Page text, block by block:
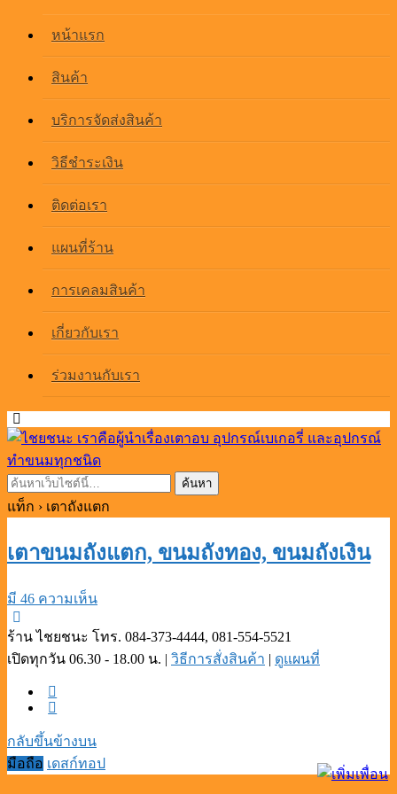
หน้าแรก
สินค้า
บริการจัดส่งสินค้า
วิธีชำระเงิน
ติดต่อเรา
แผนที่ร้าน
การเคลมสินค้า
เกี่ยวกับเรา
ร่วมงานกับเรา
แท็ก › เตาถังแตก
เตาขนมถังแตก, ขนมถังทอง, ขนมถังเงิน
มี 46 ความเห็น
ร้าน ไชยชนะ โทร. 084-373-4444, 081-554-5521
เปิดทุกวัน 06.30 - 18.00 น. | วิธีการสั่งสินค้า | ดูแผนที่
กลับขึ้นข้างบน
มือถือ เดสก์ทอป